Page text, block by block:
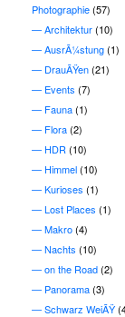
Photographie(57)
Architektur(10)
AusrÃ¼stung(1)
DrauÃŸen(21)
Events (7)
Fauna(1)
Flora(2)
HDR (10)
Himmel(10)
Kurioses (1)
Lost Places (1)
Makro(4)
Nachts (10)
on the Road(2)
Panorama(3)
Schwarz WeiÃŸ